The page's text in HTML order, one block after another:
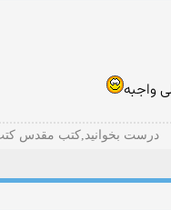
واجبه
درست بخوانید,کتب مقدس